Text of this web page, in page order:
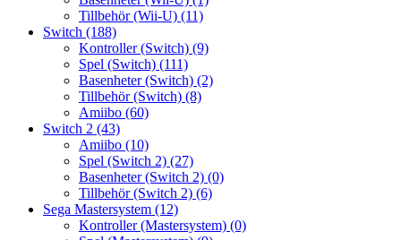
Tillbehör (Wii-U) (11)
Switch (188)
Kontroller (Switch) (9)
Spel (Switch) (111)
Basenheter (Switch) (2)
Tillbehör (Switch) (8)
Amiibo (60)
Switch 2 (43)
Amiibo (10)
Spel (Switch 2) (27)
Basenheter (Switch 2) (0)
Tillbehör (Switch 2) (6)
Sega Mastersystem (12)
Kontroller (Mastersystem) (0)